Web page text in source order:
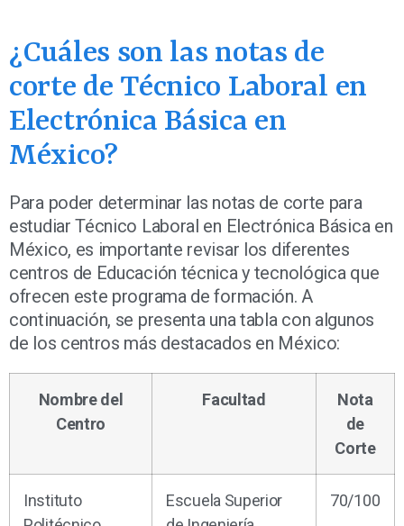
¿Cuáles son las notas de
corte de Técnico Laboral en
Electrónica Básica en
México?
Para poder determinar las notas de corte para
estudiar Técnico Laboral en Electrónica Básica en
México, es importante revisar los diferentes
centros de Educación técnica y tecnológica que
ofrecen este programa de formación. A
continuación, se presenta una tabla con algunos
de los centros más destacados en México:
Nombre del
Centro
Facultad
Nota
de
Corte
Instituto
Escuela Superior
70/100